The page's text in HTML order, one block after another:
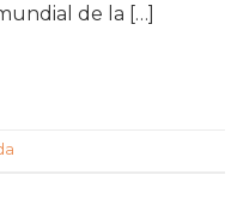
de la […]